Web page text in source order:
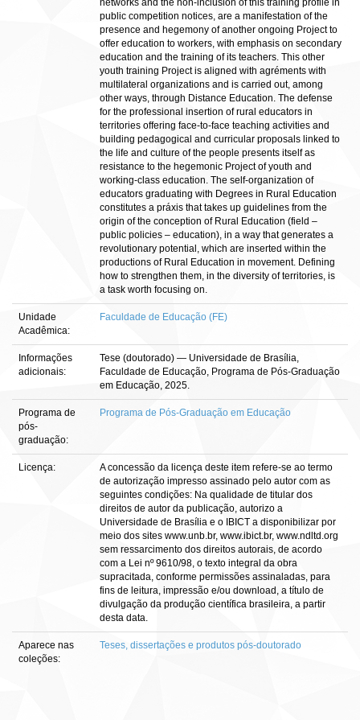
networks and the non-inclusion of this training profile in
public competition notices, are a manifestation of the
presence and hegemony of another ongoing Project to
offer education to workers, with emphasis on secondary
education and the training of its teachers. This other
youth training Project is aligned with agréments with
multilateral organizations and is carried out, among
other ways, through Distance Education. The defense
for the professional insertion of rural educators in
territories offering face-to-face teaching activities and
building pedagogical and curricular proposals linked to
the life and culture of the people presents itself as
resistance to the hegemonic Project of youth and
working-class education. The self-organization of
educators graduating with Degrees in Rural Education
constitutes a práxis that takes up guidelines from the
origin of the conception of Rural Education (field ‒
public policies ‒ education), in a way that generates a
revolutionary potential, which are inserted within the
productions of Rural Education in movement. Defining
how to strengthen them, in the diversity of territories, is
a task worth focusing on.
Unidade
Acadêmica:
Faculdade de Educação (FE)
Informações
adicionais:
Tese (doutorado) — Universidade de Brasília,
Faculdade de Educação, Programa de Pós-Graduação
em Educação, 2025.
Programa de
pós-
graduação:
Programa de Pós-Graduação em Educação
Licença:
A concessão da licença deste item refere-se ao termo
de autorização impresso assinado pelo autor com as
seguintes condições: Na qualidade de titular dos
direitos de autor da publicação, autorizo a
Universidade de Brasília e o IBICT a disponibilizar por
meio dos sites www.unb.br, www.ibict.br, www.ndltd.org
sem ressarcimento dos direitos autorais, de acordo
com a Lei nº 9610/98, o texto integral da obra
supracitada, conforme permissões assinaladas, para
fins de leitura, impressão e/ou download, a título de
divulgação da produção científica brasileira, a partir
desta data.
Aparece nas
coleções:
Teses, dissertações e produtos pós-doutorado